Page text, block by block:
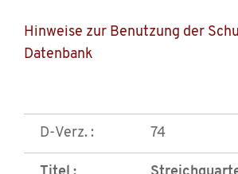
Hinweise zur Benutzung der
Datenbank
D-Verz. : 74